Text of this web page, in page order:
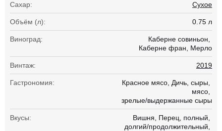
Сахар: Сухое
Объём (л): 0.75 л
Виноград:
Каберне совиньон
Каберне фран
Мерло
Винтаж: 2019
Гастрономия: Красное мясо Дичь сыры
мясо
зрелые/выдержанные сыры
Вкусы: Вишня Перец
полный
долгий/продолжительный